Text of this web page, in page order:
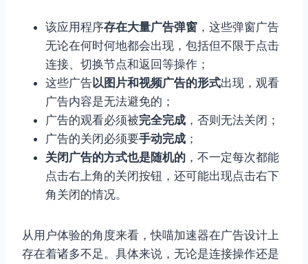
该应用程序存在大量广告弹窗 ，这些弹窗广告
无论在何时何地都会出现，包括但不限于点击
连接、切换节点和返回等操作；
这些广告以图片和视频广告的形式出现，观看
广告内容是无法避免的；
广告的观看必须被完全完成 ，否则无法关闭；
广告的关闭必须要手动完成 ；
关闭广告的方式也是随机的 ，不一定每次都能
点击右上角的关闭按钮，还可能出现点击右下
角关闭的情况。
从用户体验的角度来看，快喵加速器在广告设计上
存在着诸多不足。具体来说，无论是连接操作还是